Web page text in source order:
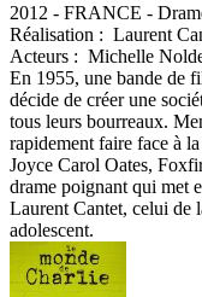
2012 - FRANCE -
Réalisation : Laurent
Acteurs : Michelle
En 1955, une bande de
décide de créer une
tous leurs bourreaux.
rapidement faire face à
Joyce Carol Oates,
drame poignant qui met
Laurent Cantet, celui de
adolescent.